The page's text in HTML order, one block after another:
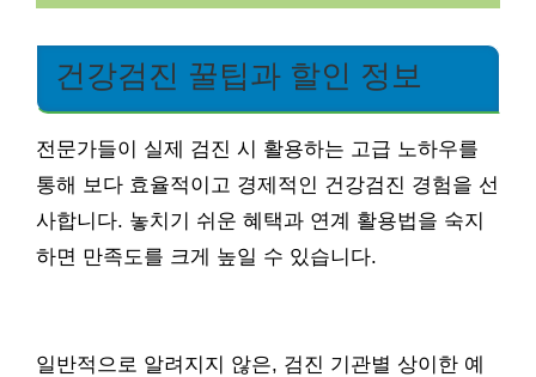
건강검진 꿀팁과 할인 정보
전문가들이 실제 검진 시 활용하는 고급 노하우를
통해 보다 효율적이고 경제적인 건강검진 경험을 선
사합니다. 놓치기 쉬운 혜택과 연계 활용법을 숙지
하면 만족도를 크게 높일 수 있습니다.
일반적으로 알려지지 않은, 검진 기관별 상이한 예